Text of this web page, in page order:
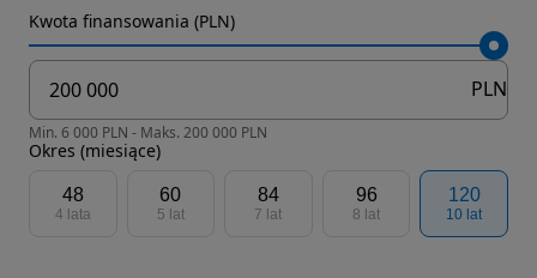
Kwota finansowania (PLN)
PLN
Min. 6 000 PLN - Maks. 200 000 PLN
Okres (miesiące)
48
4 lata
60
5 lat
84
7 lat
96
8 lat
120
10 lat